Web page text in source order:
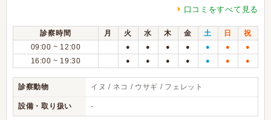
口コミをすべて見る
診察時間 月 火 水 木 金 土 日
祝
09:00 ~ 12:00
● ● ● ● ● ● ●
16:00 ~ 19:30 ● ● ● ● ● ● ●
診察動物 イヌ / ネコ / ウサギ / フェレット
設備・取り扱い -